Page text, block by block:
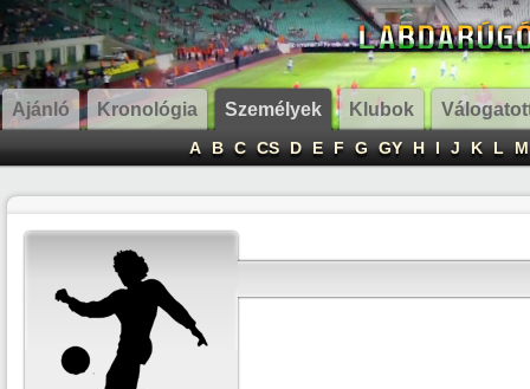
Ajánló Kronológia Személyek Klubok
A B C CS D E F G GY H I J K L M